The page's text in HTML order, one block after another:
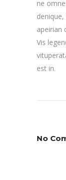
ne
apeirian
Vis
est in.
No